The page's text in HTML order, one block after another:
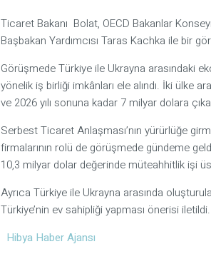
Ticaret Bakanı Bolat, OECD Bakanlar
Başbakan Yardımcısı Taras Kachka ile bir
Görüşmede Türkiye ile Ukrayna arasındaki
yönelik iş birliği imkânları ele alındı. İki ülke
ve 2026 yılı sonuna kadar 7 milyar dolara
Serbest Ticaret Anlaşması’nın yürürlüğe
firmalarının rolü de görüşmede gündeme
10,3 milyar dolar değerinde müteahhitlik işi
Ayrıca Türkiye ile Ukrayna arasında
Türkiye’nin ev sahipliği yapması önerisi iletildi.
Hibya Haber Ajansı